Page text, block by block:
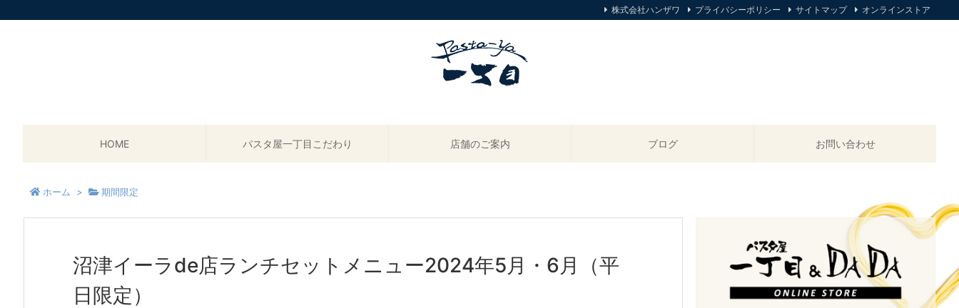
HOME パスタ屋一丁目こだわり 店舗のご案内 ブログ お問い合わせ
株式会社ハンザワ プライバシーポリシー サイトマップ オンラインストア
ホーム > 期間限定
沼津イーラde店ランチセットメニュー2024年5月・6月（平
日限定）